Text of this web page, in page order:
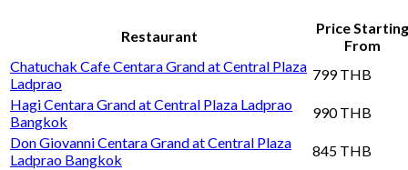
Restaurant
Price Starting
From
Chatuchak Cafe Centara Grand at Central Plaza
Ladprao
799 THB
Hagi Centara Grand at Central Plaza Ladprao
Bangkok
990 THB
Don Giovanni Centara Grand at Central Plaza
Ladprao Bangkok
845 THB